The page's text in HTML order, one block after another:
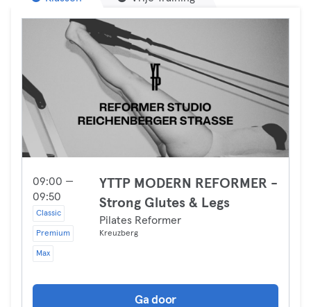
09:00 —
09:50
Classic
Premium
Max
YTTP MODERN REFORMER -
Strong Glutes & Legs
Pilates Reformer
Kreuzberg
Ga door